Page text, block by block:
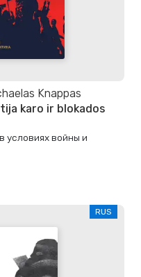
Knappas
karo ir blokados
условиях войны и
RUS